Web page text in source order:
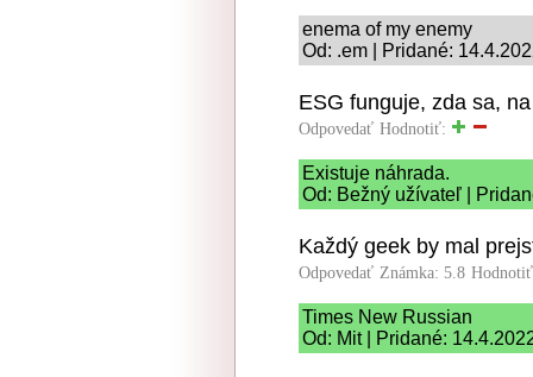
enema of my enemy
Od: .em | Pridané:
ESG funguje, zda sa,
Odpovedať Hodnotiť:
Existuje náhrada.
Od: Bežný užívateľ |
Každý geek by mal
Odpovedať Známka: 5.8
Times New Russian
Od: Mit | Pridané: